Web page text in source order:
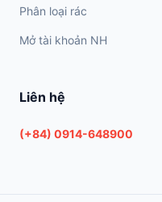
Phân loại rác
Mở tài khoản NH
Liên hệ
(+84) 0914-648900